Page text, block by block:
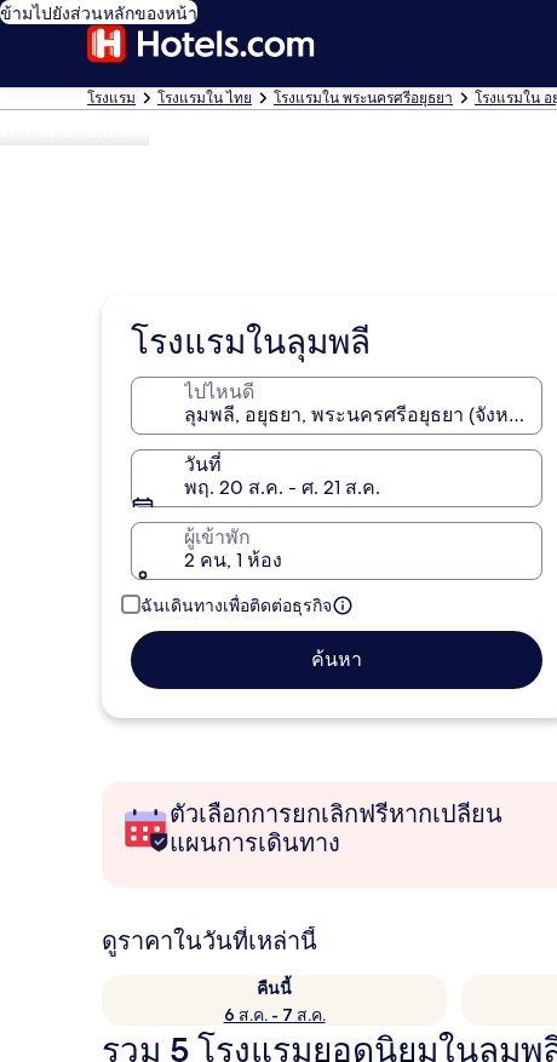
ข้ามไปยังส่วนหลักของหน้า
โรงแรม โรงแรมใน ไทย โรงแรมใน พระนครศรีอยุธยา โรงแรมใน อ
โรงแรมในลุมพลี
ไปไหนดี
วันที่
พฤ. 20 ส.ค. - ศ. 21 ส.ค.
ผู้เข้าพัก
2 คน, 1 ห้อง
ฉันเดินทางเพื่อติดต่อธุรกิจ
ค้นหา
ตัวเลือกการยกเลิกฟรีหากเปลี่ยน
แผนการเดินทาง
ดูราคาในวันที่เหล่านี้
คืนนี้
6 ส.ค. - 7 ส.ค.
รวม 5 โรงแรมยอดนิยมในลุมพ